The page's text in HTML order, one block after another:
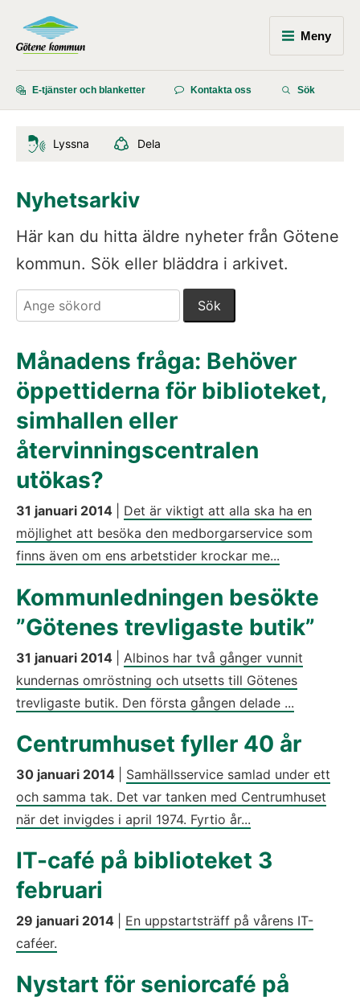
Meny
E-tjänster och blanketter Kontakta oss Sök
Lyssna Dela
Nyhetsarkiv
Här kan du hitta äldre nyheter från Götene
kommun. Sök eller bläddra i arkivet.
Månadens fråga: Behöver
öppettiderna för biblioteket,
simhallen eller
återvinningscentralen
utökas?
31 januari 2014
Det är viktigt att alla ska ha en
möjlighet att besöka den medborgarservice som
finns även om ens arbetstider krockar me...
Kommunledningen besökte
”Götenes trevligaste butik”
31 januari 2014
Albinos har två gånger vunnit
kundernas omröstning och utsetts till Götenes
trevligaste butik. Den första gången delade ...
Centrumhuset fyller 40 år
30 januari 2014
Samhällsservice samlad under ett
och samma tak. Det var tanken med Centrumhuset
när det invigdes i april 1974. Fyrtio år...
IT-café på biblioteket 3
februari
29 januari 2014
En uppstartsträff på vårens IT-
caféer.
Nystart för seniorcafé på